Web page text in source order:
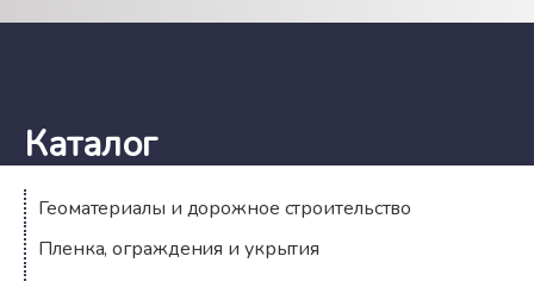
Каталог
Геоматериалы и дорожное строительство
Пленка, ограждения и укрытия